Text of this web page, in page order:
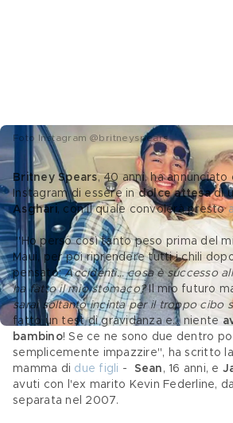
Foto Instagram @britneyspears
Britney Spears, 40 anni, ha annunciato
Instagram di essere in dolce attesa di
Asghari, con il quale convolerà presto
"Ho perso così tanto peso prima del mio ultimo viaggio a
Maui, per poi riprendere tutti i chili
pensato: Accidenti… cosa è successo
ha fatto il mio stomaco? Il mio futuro
sarai soltanto incinta per il troppo cibo
fatto un test di gravidanza e… niente
bambino! Se ce ne sono due dentro
semplicemente impazzire", ha scritto
mamma di due figli - Sean , 16 anni, e
avuti con l'ex marito Kevin Federline,
separata nel 2007.